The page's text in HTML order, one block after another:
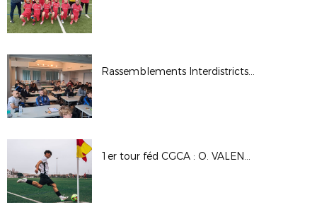
Rassemblements Interdistricts arbitres - Déc. 2025
1er tour féd CGCA : O. VALENCE - A.S MISERIEUX TREVOUX